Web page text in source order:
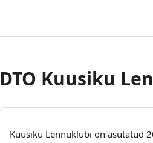
DTO Kuusiku
Kuusiku Lennuklubi on asutatud